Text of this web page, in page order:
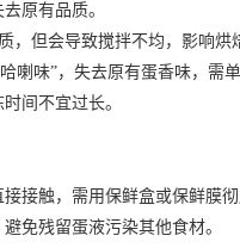
原有品质。
但会导致搅拌不均，影响烘
喇味”，失去原有蛋香味，需
间不宜过长。
触，需用保鲜盒或保鲜膜
免残留蛋液污染其他食材。